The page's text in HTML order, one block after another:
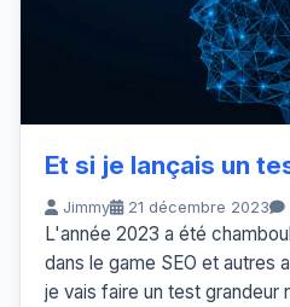
Et si je lançais un
Jimmy 21 décembre 2023
L'année 2023 a été
dans le game SEO et autres
je vais faire un test grandeur